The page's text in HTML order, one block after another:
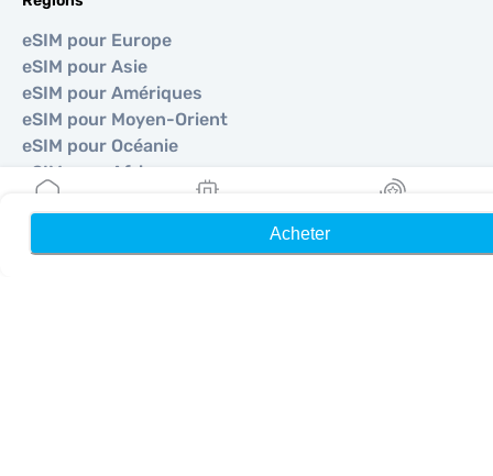
Acheter
eSIM pour Europe
eSIM pour Asie
eSIM pour Amériques
eSIM pour Moyen-Orient
eSIM pour Océanie
eSIM pour Afrique
Pays